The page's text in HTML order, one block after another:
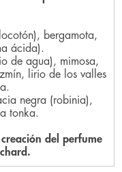
bergamota,
ácida).
de agua), mimosa,
lirio de los valles
negra (robinia),
tonka.
del perfume